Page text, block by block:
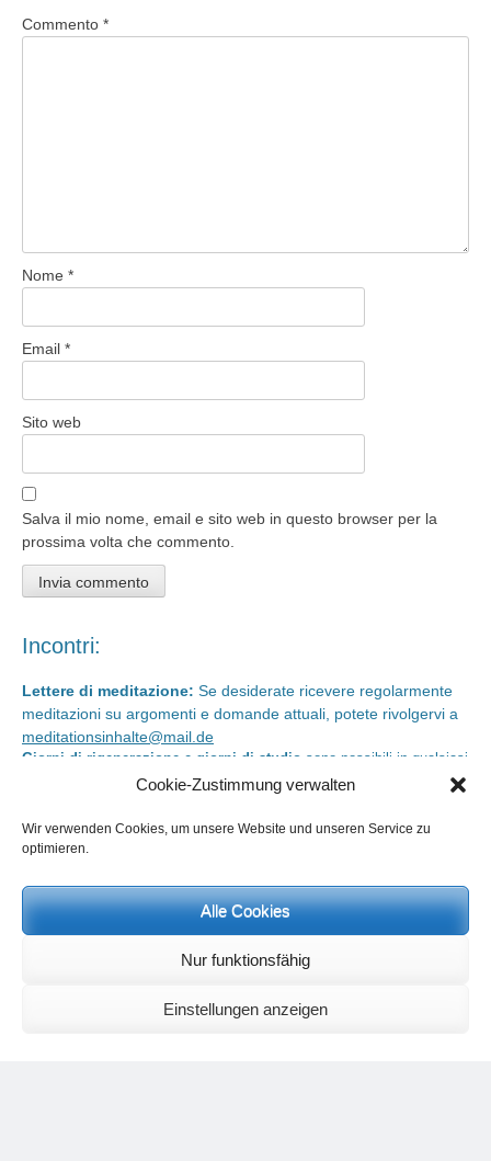
Cookie-Zustimmung verwalten
Wir verwenden Cookies, um unsere Website und unseren Service zu
optimieren.
Alle Cookies
Nur funktionsfähig
Einstellungen anzeigen
Commento *
Nome *
Email *
Sito web
Salva il mio nome, email e sito web in questo browser per la
prossima volta che commento.
Incontri:
Lettere di meditazione: Se desiderate ricevere regolarmente
meditazioni su argomenti e domande attuali, potete rivolgervi a
meditationsinhalte@mail.de
Giorni di rigenerazione e giorni di studio sono possibili in qualsiasi
momento. Informazioni e iscrizione su
info@yoga-und-synthese.de
Contattare Heinz Grill:
per seminari, conferenze sull’orientamento spirituale e incontri via e-
info@heinz-grill.de